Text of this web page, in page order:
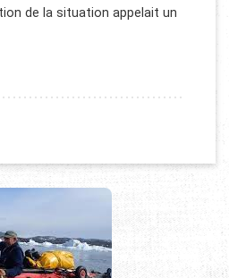
de la situation appelait un
GROENLAND